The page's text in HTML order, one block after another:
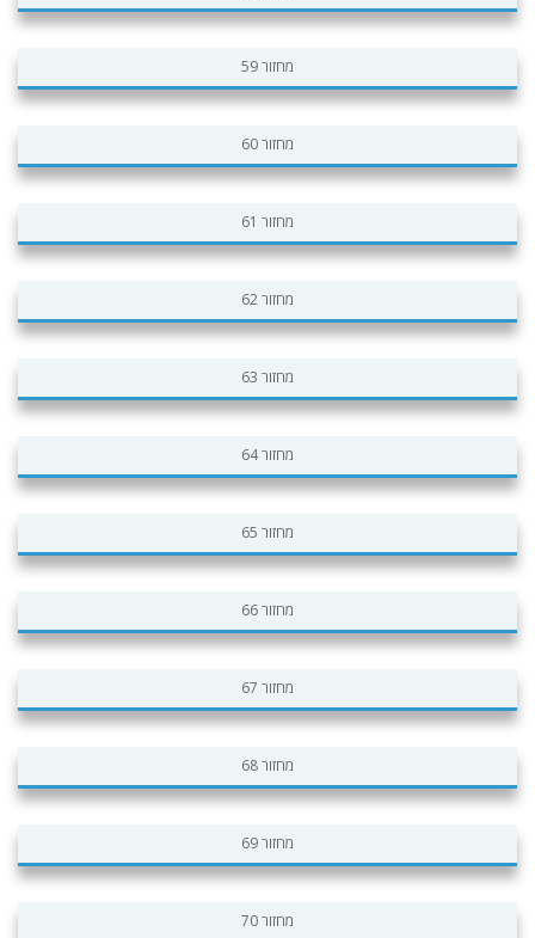
מחזור 59
מחזור 60
מחזור 61
מחזור 62
מחזור 63
מחזור 64
מחזור 65
מחזור 66
מחזור 67
מחזור 68
מחזור 69
מחזור 70